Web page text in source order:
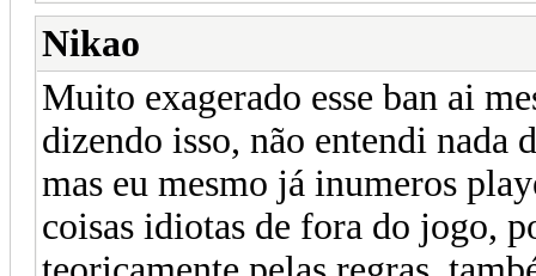
Nikao
Muito exagerado esse ban ai
dizendo isso, não entendi nada
mas eu mesmo já inumeros
coisas idiotas de fora do jogo,